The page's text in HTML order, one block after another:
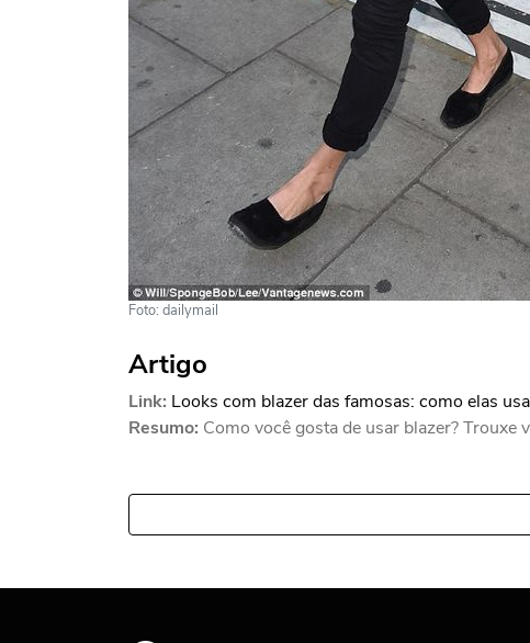
Foto: dailymail
Artigo
Link: Looks com blazer das famosas: como elas
Resumo: Como você gosta de usar blazer?